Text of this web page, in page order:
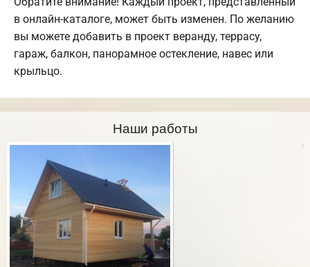
в онлайн-каталоге, может быть изменен. По желанию
вы можете добавить в проект веранду, террасу,
гараж, балкон, панорамное остекление, навес или
крыльцо.
Наши работы